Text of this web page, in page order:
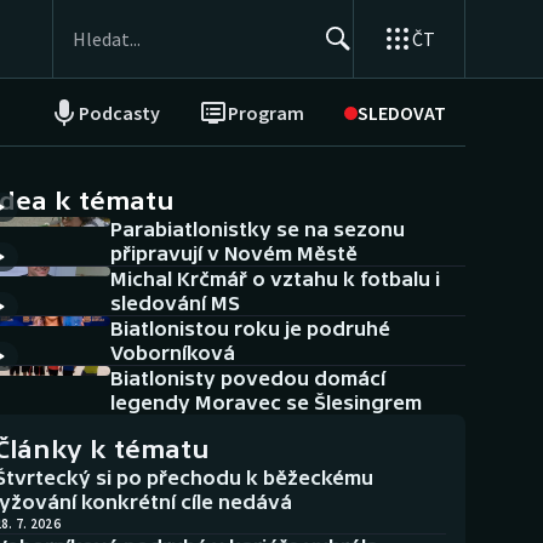
ČT
Podcasty Program SLEDOVAT
NEPŘEHLÉDNĚTE
Historické návraty
Aplikace ČT sport
AZ kvíz
k tématu
Parabiatlonistky se na sezonu
připravují v Novém Městě
Michal Krčmář o vztahu k fotbalu i
sledování MS
Biatlonistou roku je podruhé
Voborníková
Biatlonisty povedou domácí
legendy Moravec se Šlesingrem
k tématu
si po přechodu k běžeckému
konkrétní cíle nedává
7. 2026